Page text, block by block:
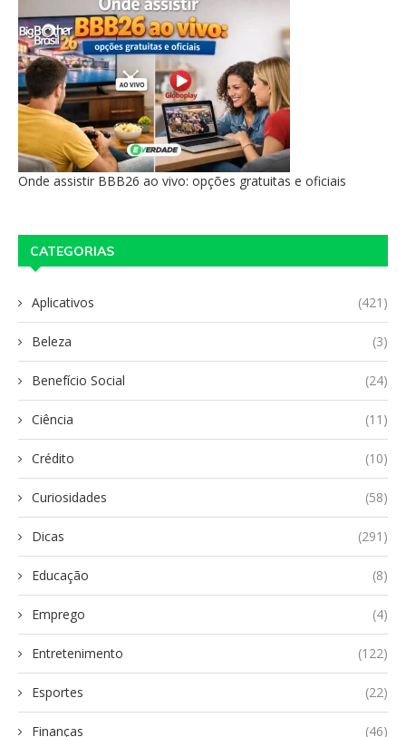
Onde assistir BBB26 ao vivo: opções gratuitas e oficiais
CATEGORIAS
Aplicativos (421)
Beleza (3)
Benefício Social (24)
Ciência (11)
Crédito (10)
Curiosidades (58)
Dicas (291)
Educação (8)
Emprego (4)
Entretenimento (122)
Esportes (22)
Finanças (46)